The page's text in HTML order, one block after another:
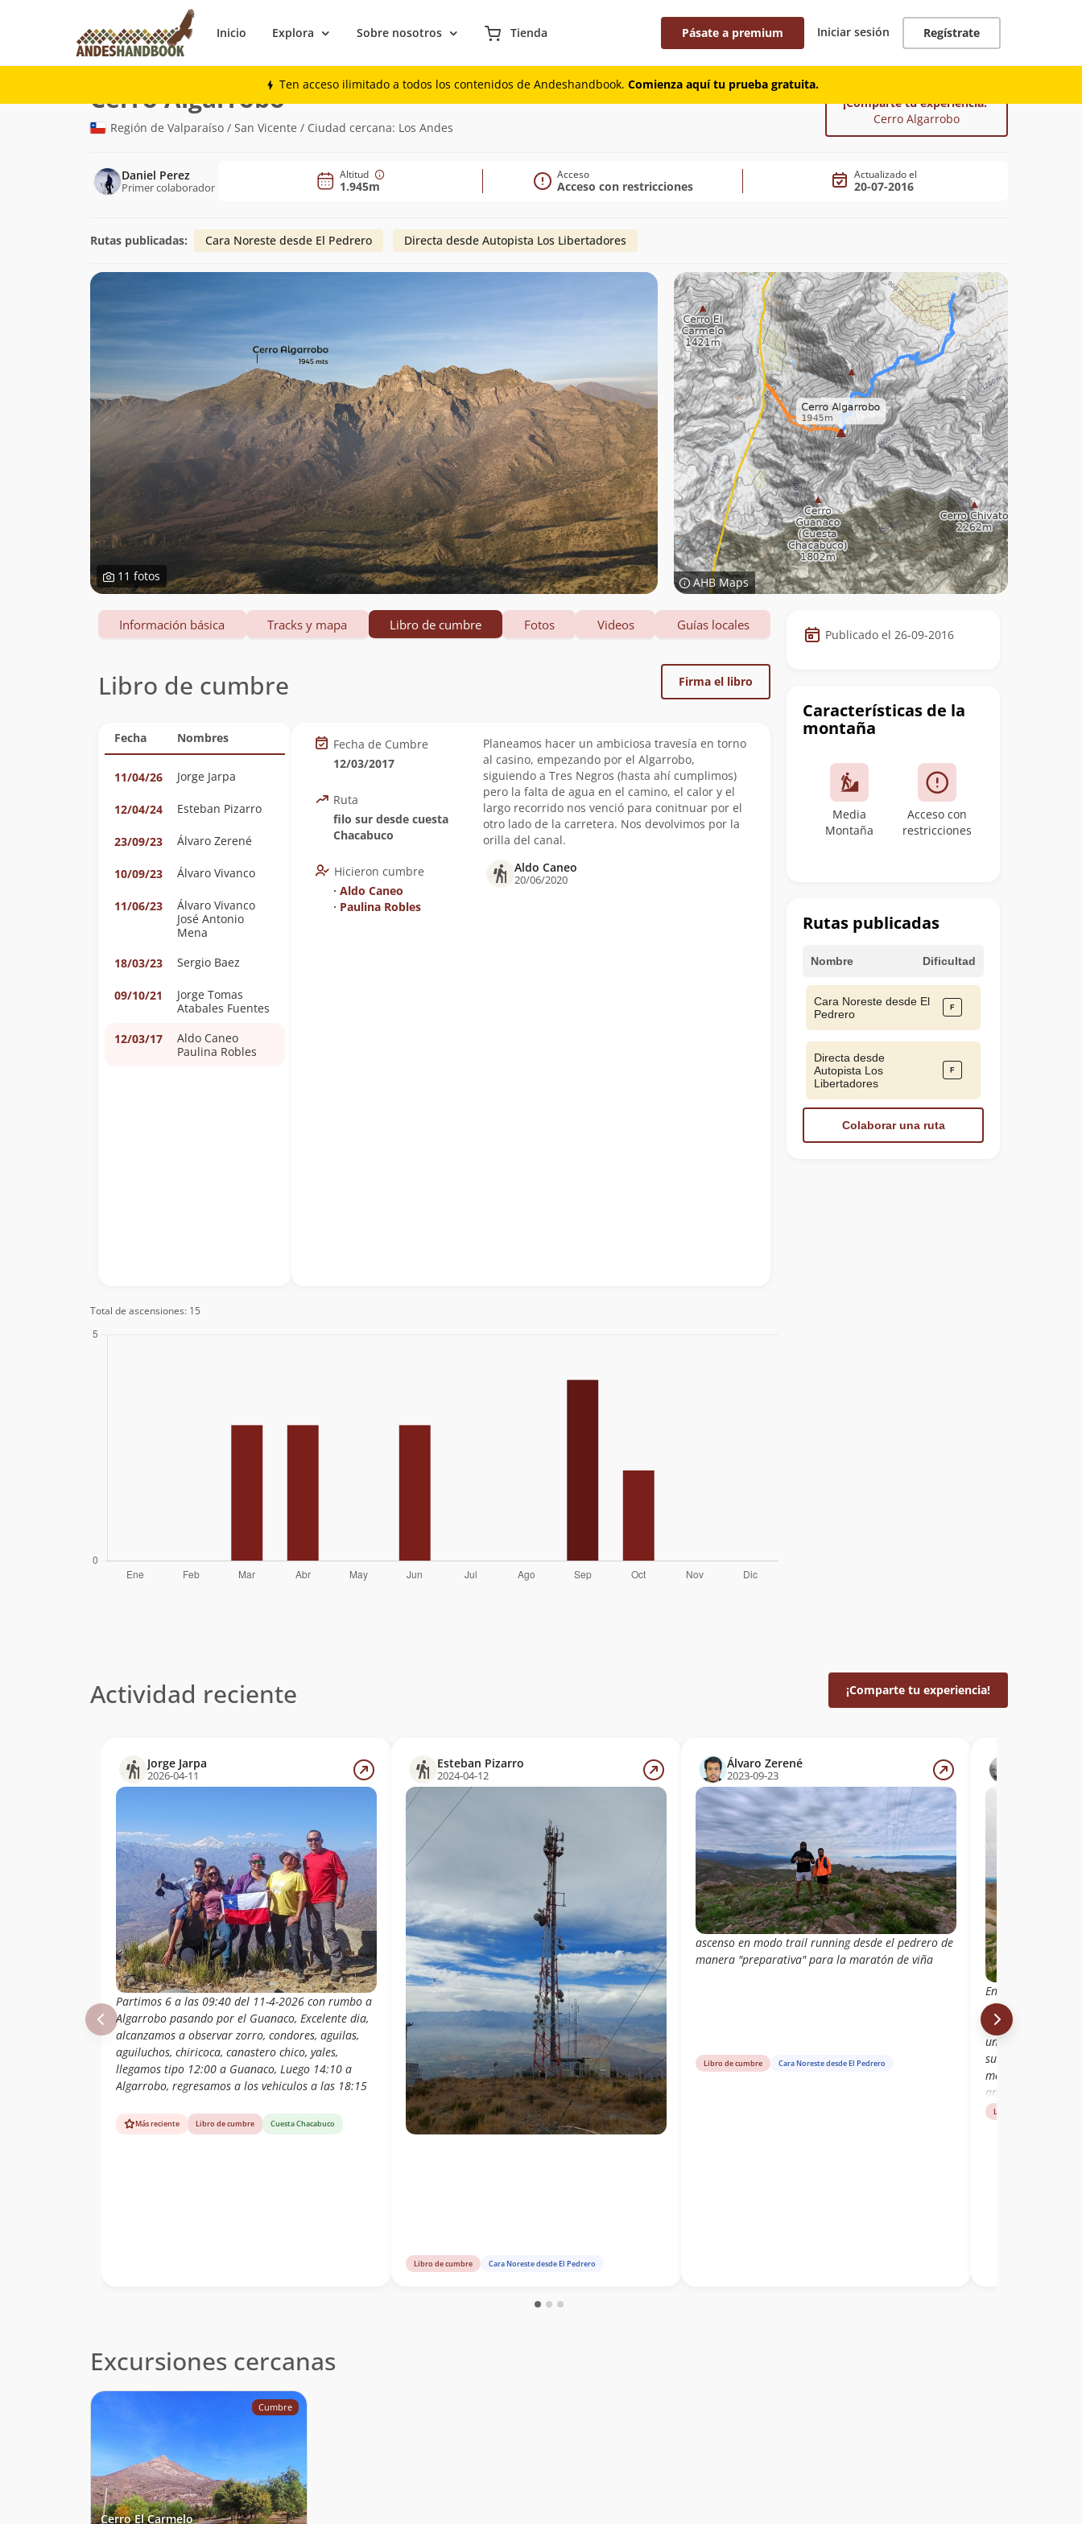
Inicio Explora Sobre nosotros Tienda Pásate a premium Iniciar sesión Regístrate
Ten acceso ilimitado a todos los contenidos de Andeshandbook. Comienza aquí tu prueba gratuita.
Montaña
Cerro Algarrobo(1.945m)
Región de Valparaíso / San Vicente / Ciudad cercana: Los Andes
¡Comparte tu experiencia!
Cerro Algarrobo
Daniel Perez
Primer colaborador
Altitud
1.945m
Acceso
Acceso con restricciones
Actualizado el
20-07-2016
Rutas publicadas: Cara Noreste desde El Pedrero Directa desde Autopista Los Libertadores
11 fotos AHB Maps
Datos
de
cumbre
Publicado el 26-09-2016
Características de la
montaña
Media
Montaña
Acceso con
restricciones
Rutas publicadas
Nombre Dificultad
Cara Noreste desde El
Pedrero
Directa desde
Autopista Los
Libertadores
Colaborar una ruta
Información básica Tracks y mapa Libro de cumbre Fotos Videos Guías locales
Libro de cumbre Firma el libro
Fecha Nombres
11/04/26 Jorge Jarpa
12/04/24 Esteban Pizarro
23/09/23 Álvaro Zerené
10/09/23 Álvaro Vivanco
11/06/23
Álvaro Vivanco
José Antonio
Mena
18/03/23
Sergio Baez
09/10/21
Jorge Tomas
Atabales Fuentes
12/03/17
Aldo Caneo
Paulina Robles
Fecha de Cumbre
12/03/2017
Ruta
filo sur desde cuesta
Chacabuco
Hicieron cumbre
∙ Aldo Caneo
∙ Paulina Robles
Planeamos hacer un ambiciosa travesía en torno
al casino, empezando por el Algarrobo,
siguiendo a Tres Negros (hasta ahí cumplimos)
pero la falta de agua en el camino, el calor y el
largo recorrido nos venció para conitnuar por el
otro lado de la carretera. Nos devolvimos por la
orilla del canal.
Aldo Caneo
20/06/2020
Total de ascensiones: 15
Actividad reciente ¡Comparte tu experiencia!
Jorge Jarpa
2026-04-11
Partimos 6 a las 09:40 del 11-4-2026 con rumbo a
Algarrobo pasando por el Guanaco, Excelente dia,
alcanzamos a observar zorro, condores, aguilas,
aguiluchos, chiricoca, canastero chico, yales,
llegamos tipo 12:00 a Guanaco, Luego 14:10 a
Algarrobo, regresamos a los vehiculos a las 18:15
Más reciente Libro de cumbre Cuesta Chacabuco
Esteban Pizarro
2024-04-12
Libro de cumbre Cara Noreste desde El Pedrero
Álvaro Zerené
2023-09-23
ascenso en modo trail running desde el pedrero de
manera "preparativa" para la maratón de viña
Libro de cumbre Cara Noreste desde El Pedrero
Entre medio de
alternativa por el
por la cara
un lugar donde
subimos directo a
menos de 3h
antenas de la
de las vistas, pero
Libro de cumbre
Excursiones cercanas
Cumbre
Cerro El Carmelo